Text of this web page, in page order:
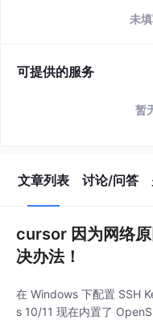
未
可提供的服务
暂
文章列表 讨论/问答
cursor 因为网络
决办法！
在 Windows 下配置 SSH
s 10/11 现在内置了